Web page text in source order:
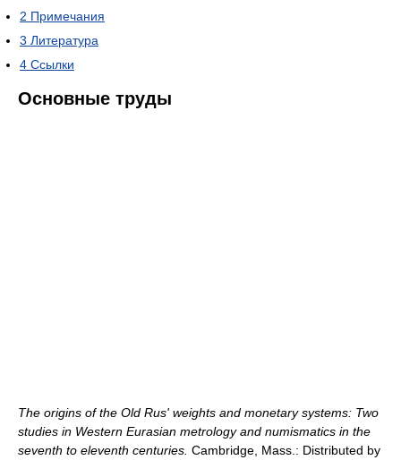
2 Примечания
3 Литература
4 Ссылки
Основные труды
The origins of the Old Rus' weights and monetary systems: Two
studies in Western Eurasian metrology and numismatics in the
seventh to eleventh centuries. Cambridge, Mass.: Distributed by